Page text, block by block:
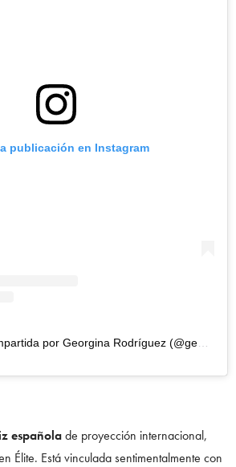
publicación en Instagram
españolade proyección internacional,
Élite. Está vinculada sentimentalmente con